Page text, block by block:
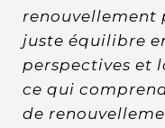
renouvellement
juste équilibre
perspectives et
ce qui
de